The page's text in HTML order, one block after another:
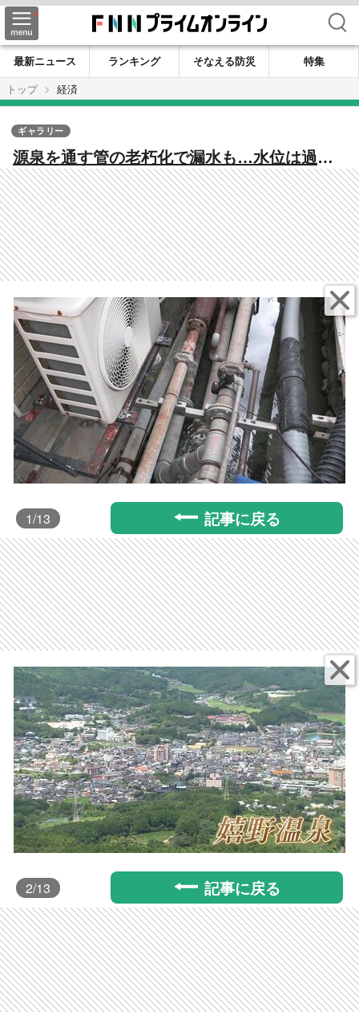
検索
最新ニュース ランキング そなえる防災
特集
トップ
経済
源泉を通す管の老朽化で漏水も…水位は過去
最低に 配湯管の修理急ぐ一方 深夜の利用など
制限 嬉野温泉に“異変”
ギャラリー
1/13 記事に戻る
2/13 記事に戻る